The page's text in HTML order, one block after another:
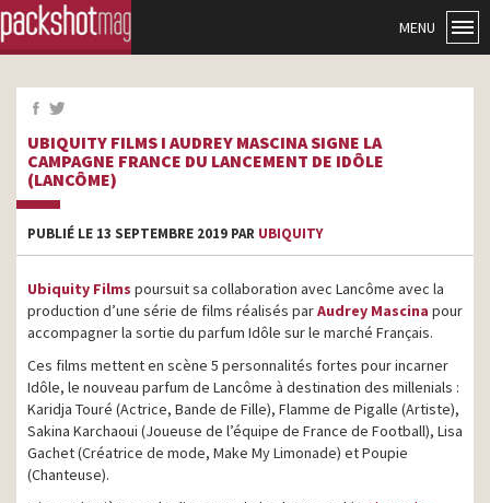
MENU
UBIQUITY FILMS I AUDREY MASCINA SIGNE LA
CAMPAGNE FRANCE DU LANCEMENT DE IDÔLE
(LANCÔME)
PUBLIÉ LE 13 SEPTEMBRE 2019 PAR UBIQUITY
Ubiquity Films poursuit sa collaboration avec Lancôme avec la
production d’une série de films réalisés parAudrey Mascina pour
accompagner la sortie du parfum Idôle sur le marché Français.
Ces films mettent en scène 5 personnalités fortes pour incarner
Idôle, le nouveau parfum de Lancôme à destination des millenials :
Karidja Touré (Actrice, Bande de Fille), Flamme de Pigalle (Artiste),
Sakina Karchaoui (Joueuse de l’équipe de France de Football), Lisa
Gachet (Créatrice de mode, Make My Limonade) et Poupie
(Chanteuse).